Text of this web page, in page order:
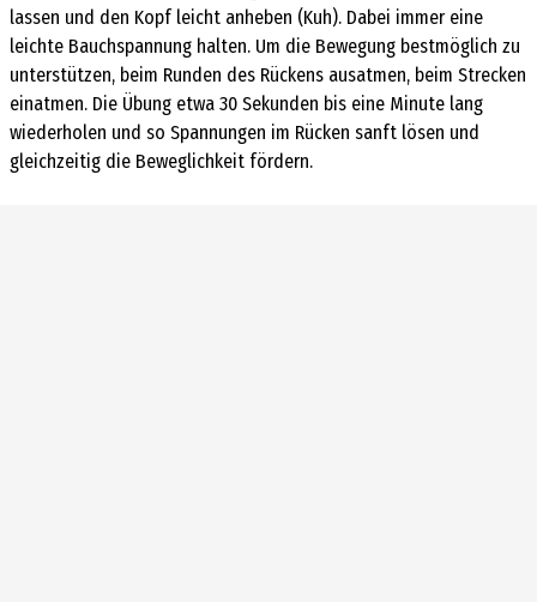
lassen und den Kopf leicht anheben (Kuh). Dabei immer eine
leichte Bauchspannung halten. Um die Bewegung bestmöglich zu
unterstützen, beim Runden des Rückens ausatmen, beim Strecken
einatmen. Die Übung etwa 30 Sekunden bis eine Minute lang
wiederholen und so Spannungen im Rücken sanft lösen und
gleichzeitig die Beweglichkeit fördern.